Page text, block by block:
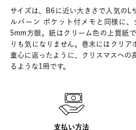
サイズは、B6に近い大きさで人気のL
ルバーン ポケット付メモと同様に
5mm方眼。紙はクリーム色の上質紙
りも気になりません。巻末にはクリア
童心に返ったように、クリスマスへの
るような1冊です。
支払い方法